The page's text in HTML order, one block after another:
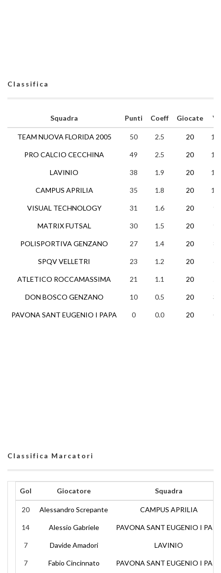
Classifica
Squadra
TEAM NUOVA FLORIDA 2005
PRO CALCIO CECCHINA
LAVINIO
CAMPUS APRILIA
VISUAL TECHNOLOGY
MATRIX FUTSAL
POLISPORTIVA GENZANO
SPQV VELLETRI
ATLETICO ROCCAMASSIMA
DON BOSCO GENZANO
PAVONA SANT EUGENIO I PAPA
Punti Coeff Giocate V
50 2.5 20 15
49 2.5 20 16
38 1.9 20 12
35 1.8 20 11
31 1.6 20 9
30 1.5 20 9
27 1.4 20 8
23 1.2 20 6
21 1.1 20
10 0.5 20 3
0 0.0 20 0
Classifica Marcatori
Gol Giocatore Squadra
20 Alessandro Screpante CAMPUS APRILIA
14 Alessio Gabriele PAVONA SANT EUGENIO I PAPA
7 Davide Amadori LAVINIO
7 Fabio Cincinnato PAVONA SANT EUGENIO I PAPA